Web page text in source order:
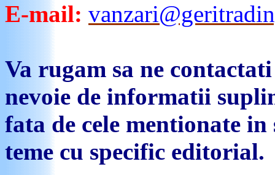
E-mail:
Va rugam sa ne contactati
nevoie de informatii
fata de cele mentionate in
teme cu specific editorial.